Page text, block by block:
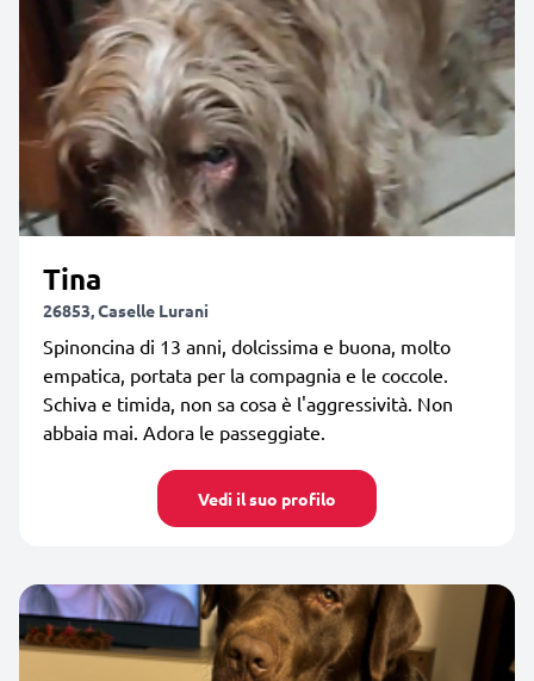
Tina
26853, Caselle Lurani
Spinoncina di 13 anni, dolcissima e buona, molto
empatica, portata per la compagnia e le coccole.
Schiva e timida, non sa cosa è l'aggressività. Non
abbaia mai. Adora le passeggiate.
Vedi il suo profilo